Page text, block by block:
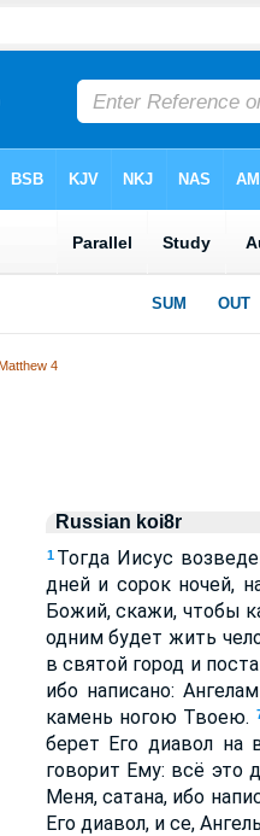
4
Russian koi8r
1 Тогда Иисус
дней и сорок ночей,
Божий, скажи, чтобы
одним будет жить
в святой город и
ибо написано:
камень ногою Твоею.
берет Его диавол на
говорит Ему: всё это
Меня, сатана, ибо
Его диавол, и се,